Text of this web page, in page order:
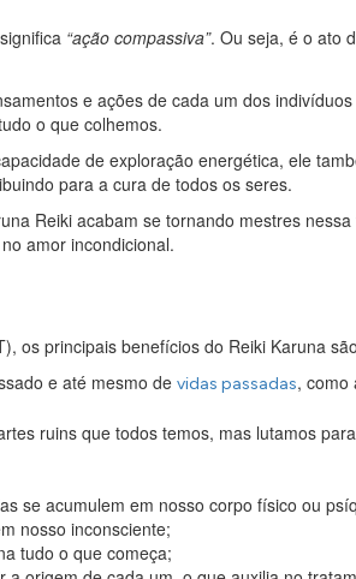
“ação compassiva”. Ou seja, é o ato
e ações de cada um dos
o que colhemos.
de exploração energética, ele
para a cura de todos os seres.
Reiki acabam se tornando mestres
amor incondicional.
os principais benefícios do Reiki Karuna
e até mesmo de vidas passadas, como
ruins que todos temos, mas lutamos
se acumulem em nosso corpo físico ou
nosso inconsciente;
tudo o que começa;